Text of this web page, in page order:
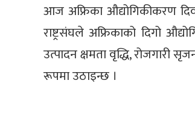
आज अफ्रिका औद्योगिकीकरण
राष्ट्रसंघले अफ्रिकाको दिगो
उत्पादन क्षमता वृद्धि, रोजगारी
रूपमा उठाइन्छ ।